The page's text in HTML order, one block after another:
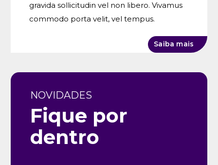
gravida sollicitudin vel non libero. Vivamus
commodo porta velit, vel tempus.
Saiba mais
NOVIDADES
Fique por
dentro